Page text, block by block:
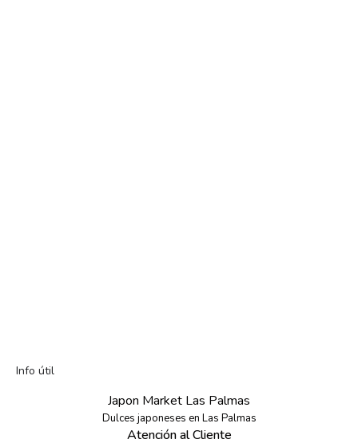
Info útil
Japon Market Las Palmas
Dulces japoneses en Las Palmas
Atención al Cliente